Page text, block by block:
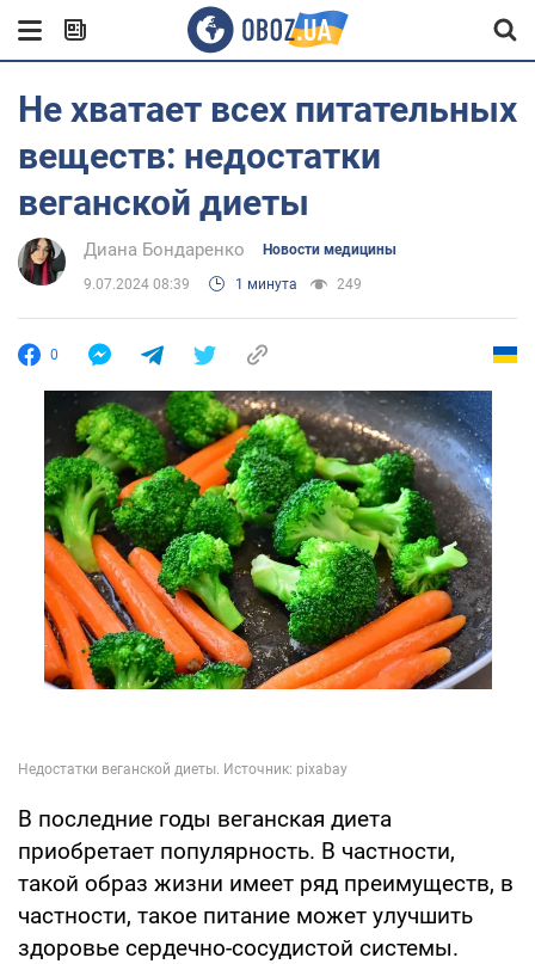
Не хватает всех питательных
веществ: недостатки
веганской диеты
Диана Бондаренко Новости медицины
9.07.2024 08:39 1 минута 249
0
В последние годы веганская диета
приобретает популярность. В частности,
такой образ жизни имеет ряд преимуществ, в
частности, такое питание может улучшить
здоровье сердечно-сосудистой системы.